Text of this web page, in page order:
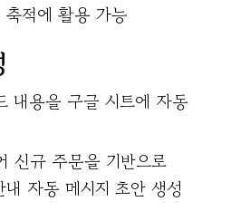
적에 활용 가능
내용을 구글 시트에 자동
신규 주문을 기반으로
자동 메시지 초안 생성